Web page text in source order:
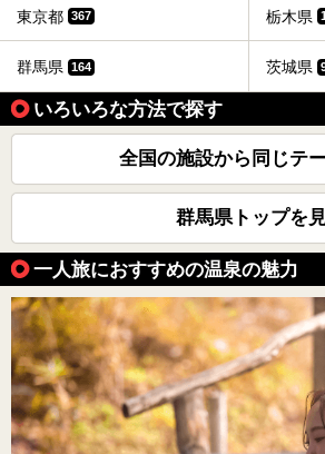
東京都 367 栃木県
群馬県 164 茨城県
いろいろな方法で探す
全国の施設から同じテ
群馬県トップを
一人旅におすすめの温泉の魅力